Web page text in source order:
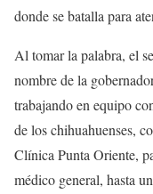
donde se batalla para
Al tomar la palabra, el
nombre de la
trabajando en equipo
de los chihuahuenses,
Clínica Punta Oriente,
médico general, hasta